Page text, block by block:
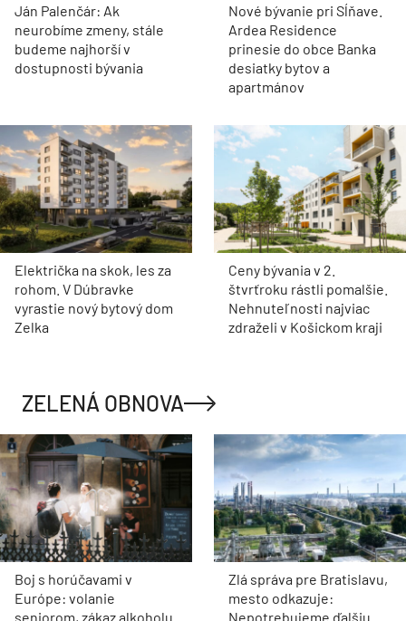
Ján Palenčár: Ak
neurobíme zmeny, stále
budeme najhorší v
dostupnosti bývania
Nové bývanie pri Sĺňave.
Ardea Residence
prinesie do obce Banka
desiatky bytov a
apartmánov
Električka na skok, les za
rohom. V Dúbravke
vyrastie nový bytový dom
Zelka
Ceny bývania v 2.
štvrťroku rástli pomalšie.
Nehnuteľnosti najviac
zdraželi v Košickom kraji
ZELENÁ OBNOVA
Boj s horúčavami v
Európe: volanie
seniorom, zákaz alkoholu
Zlá správa pre Bratislavu,
mesto odkazuje:
Nepotrebujeme ďalšiu